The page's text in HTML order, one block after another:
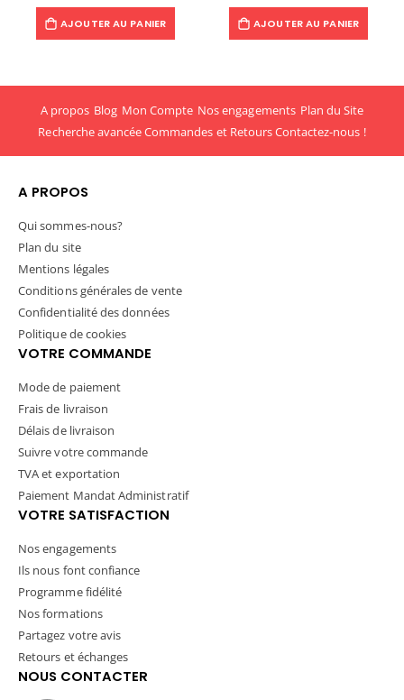
AJOUTER AU PANIER AJOUTER AU PANIER
A propos Blog Mon Compte Nos engagements Plan du Site
Recherche avancéeCommandes et RetoursContactez-nous !
A PROPOS
Qui sommes-nous?
Plan du site
Mentions légales
Conditions générales de vente
Confidentialité des données
Politique de cookies
VOTRE COMMANDE
Mode de paiement
Frais de livraison
Délais de livraison
Suivre votre commande
TVA et exportation
Paiement Mandat Administratif
VOTRE SATISFACTION
Nos engagements
Ils nous font confiance
Programme fidélité
Nos formations
Partagez votre avis
Retours et échanges
NOUS CONTACTER